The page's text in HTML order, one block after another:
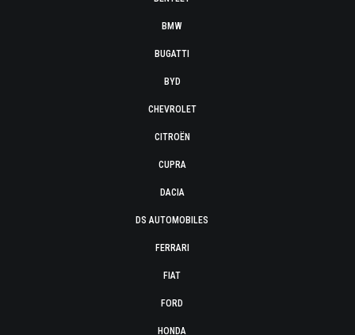
BMW
BUGATTI
BYD
CHEVROLET
CITROËN
CUPRA
DACIA
DS AUTOMOBILES
FERRARI
FIAT
FORD
HONDA